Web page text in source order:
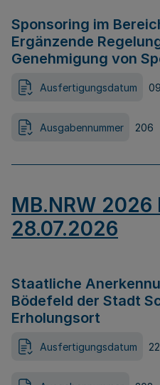
Sponsoring im
Ergänzende
Genehmigung von
Ausfertigungsdatum
Ausgabennummer 206
MB.NRW 2026
28.07.2026
Staatliche
Bödefeld der Stadt
Erholungsort
Ausfertigungsdatum